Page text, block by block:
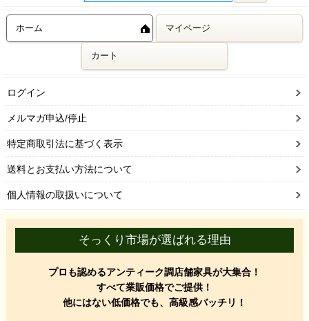
ホーム マイページ
カート
ログイン
メルマガ申込/停止
特定商取引法に基づく表示
送料とお支払い方法について
個人情報の取扱いについて
そっくり市場が選ばれる理由
プロも認めるアンティーク調店舗家具が大集合！
すべて業販価格でご提供！
他にはない低価格でも、高級感バッチリ！